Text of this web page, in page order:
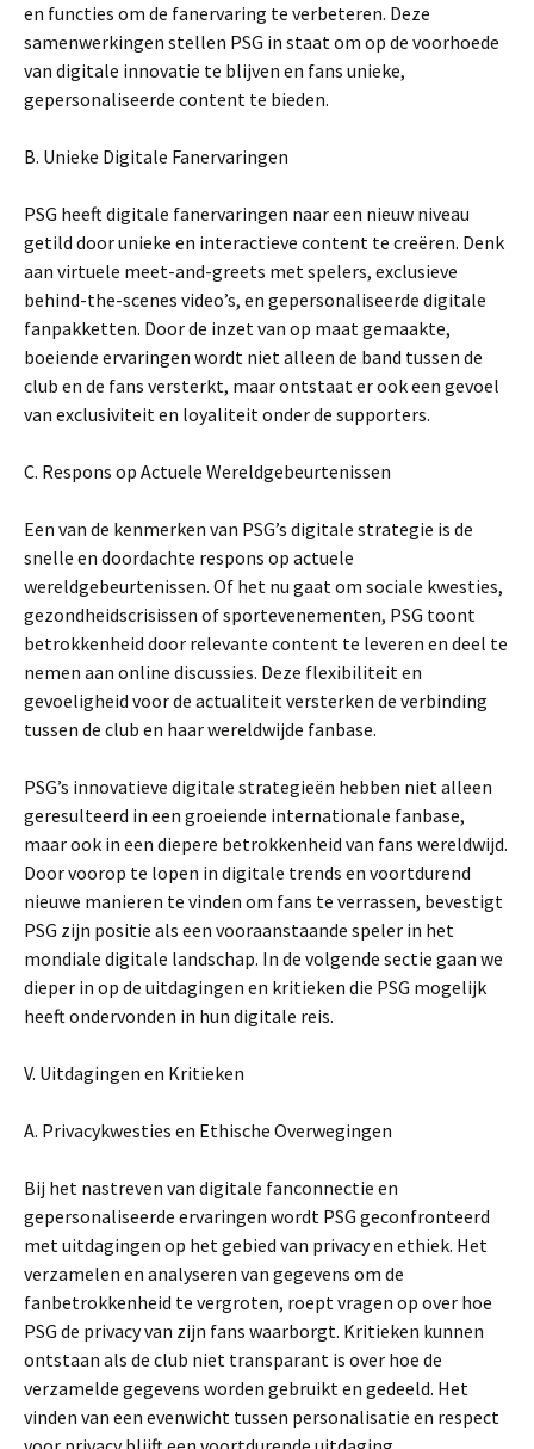
en functies om de fanervaring te verbeteren. Deze
samenwerkingen stellen PSG in staat om op de voorhoede
van digitale innovatie te blijven en fans unieke,
gepersonaliseerde content te bieden.
B. Unieke Digitale Fanervaringen
PSG heeft digitale fanervaringen naar een nieuw niveau
getild door unieke en interactieve content te creëren. Denk
aan virtuele meet-and-greets met spelers, exclusieve
behind-the-scenes video’s, en gepersonaliseerde digitale
fanpakketten. Door de inzet van op maat gemaakte,
boeiende ervaringen wordt niet alleen de band tussen de
club en de fans versterkt, maar ontstaat er ook een gevoel
van exclusiviteit en loyaliteit onder de supporters.
C. Respons op Actuele Wereldgebeurtenissen
Een van de kenmerken van PSG’s digitale strategie is de
snelle en doordachte respons op actuele
wereldgebeurtenissen. Of het nu gaat om sociale kwesties,
gezondheidscrisissen of sportevenementen, PSG toont
betrokkenheid door relevante content te leveren en deel te
nemen aan online discussies. Deze flexibiliteit en
gevoeligheid voor de actualiteit versterken de verbinding
tussen de club en haar wereldwijde fanbase.
PSG’s innovatieve digitale strategieën hebben niet alleen
geresulteerd in een groeiende internationale fanbase,
maar ook in een diepere betrokkenheid van fans wereldwijd.
Door voorop te lopen in digitale trends en voortdurend
nieuwe manieren te vinden om fans te verrassen, bevestigt
PSG zijn positie als een vooraanstaande speler in het
mondiale digitale landschap. In de volgende sectie gaan we
dieper in op de uitdagingen en kritieken die PSG mogelijk
heeft ondervonden in hun digitale reis.
V. Uitdagingen en Kritieken
A. Privacykwesties en Ethische Overwegingen
Bij het nastreven van digitale fanconnectie en
gepersonaliseerde ervaringen wordt PSG geconfronteerd
met uitdagingen op het gebied van privacy en ethiek. Het
verzamelen en analyseren van gegevens om de
fanbetrokkenheid te vergroten, roept vragen op over hoe
PSG de privacy van zijn fans waarborgt. Kritieken kunnen
ontstaan als de club niet transparant is over hoe de
verzamelde gegevens worden gebruikt en gedeeld. Het
vinden van een evenwicht tussen personalisatie en respect